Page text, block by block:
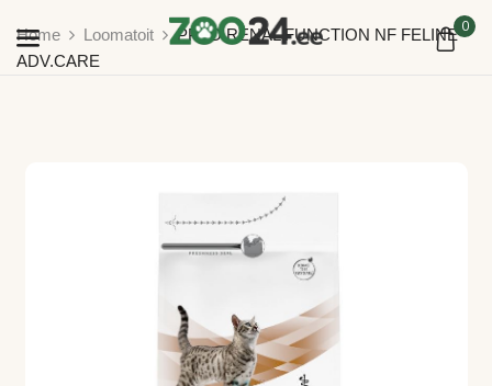
0
Home Loomatoit
PPVD RENAL FUNCTION NF FELINE
ADV.CARE